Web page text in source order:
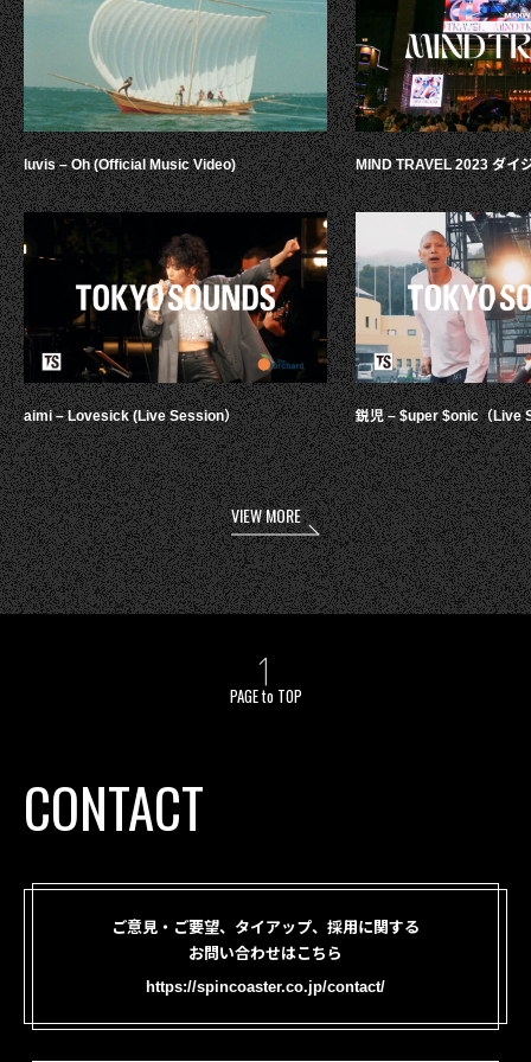
luvis – Oh (Official Music Video)
aimi – Lovesick (Live Session）
MIND TRAVEL 2023 ダイ
鋭児 – $uper $onic（Live
VIEW MORE
PAGE to TOP
CONTACT
ご意見・ご要望、タイアップ、採用に関する
お問い合わせはこちら
https://spincoaster.co.jp/contact/